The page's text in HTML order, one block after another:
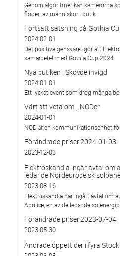
Genom algoritmer kan kamerorna
flöden av människor i butik
Fortsatt satsning på Gothia
2024-02-01
Det positiva gensvaret gör att
samarbetet med Gothia Cup 2024
Nya butiken i Skövde invigd
2024-01-01
Ett lyckat event som drog många
Värt att veta om... NODer
2024-01-01
NOD är en kommunikationsenhet
Förändrade priser 2024-01-03
2023-12-03
Elektroskandia ingår avtal om
ledande Nordeuropeisk
2023-08-16
Elektroskandia har ingått avtal om
Aprilice, en av de ledande
Förändrade priser 2023-07-04
2023-05-30
Ändrade öppettider i fyra